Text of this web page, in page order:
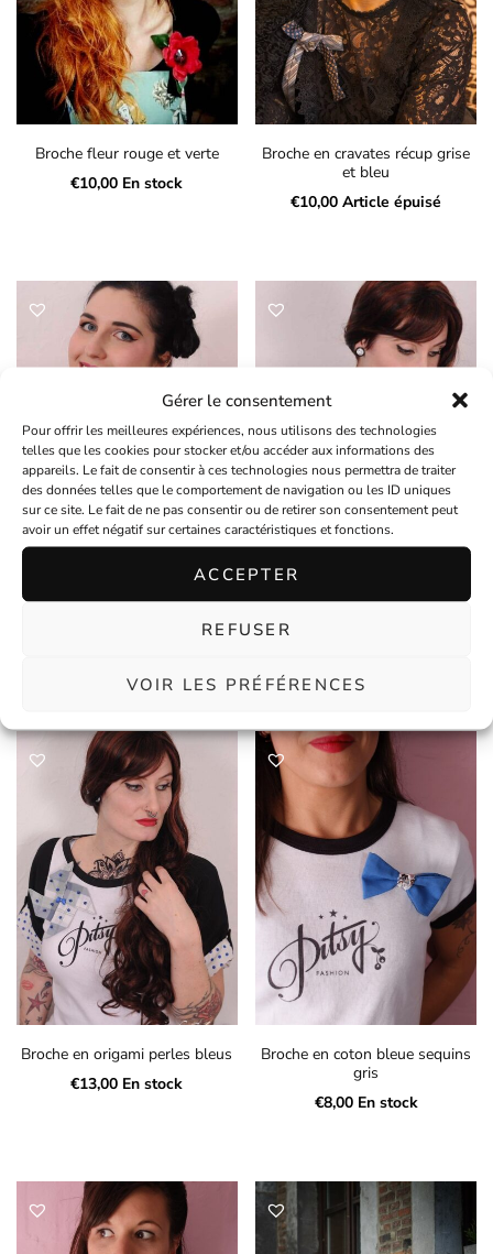
Gérer le consentement
Pour offrir les meilleures expériences, nous utilisons des technologies
telles que les cookies pour stocker et/ou accéder aux informations des
appareils. Le fait de consentir à ces technologies nous permettra de traiter
des données telles que le comportement de navigation ou les ID uniques
sur ce site. Le fait de ne pas consentir ou de retirer son consentement peut
avoir un effet négatif sur certaines caractéristiques et fonctions.
ACCEPTER
REFUSER
VOIR LES PRÉFÉRENCES
Broche fleur rouge et verte
€10,00 En stock
Broche en cravates récup grise
et bleu
€10,00 Article épuisé
Broche momie spooky rouge
Broche origami brune à pois
Broche en origami perles bleus
€13,00 En stock
Broche en coton bleue sequins
gris
€8,00 En stock